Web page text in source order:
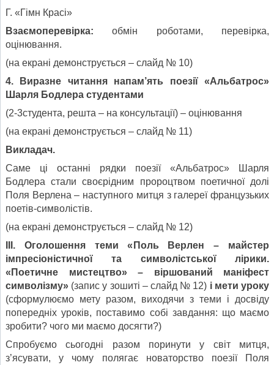
Г. «Гімн Красі»
Взаємоперевірка: обмін роботами, перевірка,
оцінювання.
(на екрані демонструється – слайд № 10)
4. Виразне читання напам’ять поезії «Альбатрос»
Шарля Бодлера студентами
(2-3студента, решта – на консультації) – оцінювання
(на екрані демонструється – слайд № 11)
Викладач.
Саме ці останні рядки поезії «Альбатрос» Шарля
Бодлера стали своєрідним пророцтвом поетичної долі
Поля Верлена – наступного митця з галереї французьких
поетів-символістів.
(на екрані демонструється – слайд № 12)
ІІІ. Оголошення теми « Поль Верлен – майстер
імпресіоністичної та символістської лірики.
«Поетичне мистецтво» – віршований маніфест
символізму» (запис у зошиті – слайд № 12) і мети уроку
(сформулюємо мету разом, виходячи з теми і досвіду
попередніх уроків, поставимо собі завдання: що маємо
зробити? чого ми маємо досягти?)
Спробуємо сьогодні разом поринути у світ митця,
з’ясувати, у чому полягає новаторство поезії Поля